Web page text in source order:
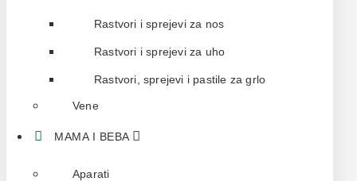
Rastvori i sprejevi za nos
Rastvori i sprejevi za uho
Rastvori, sprejevi i pastile za grlo
Vene
MAMA I BEBA
Aparati